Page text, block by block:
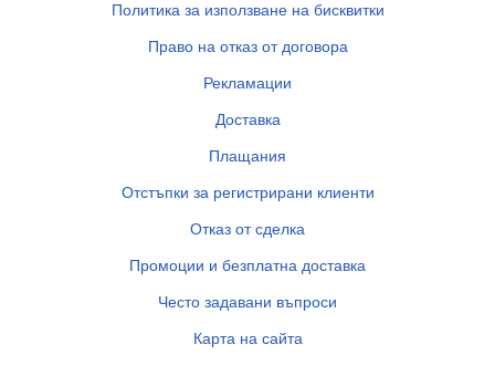
Политика за използване на бисквитки
Право на отказ от договора
Рекламации
Доставка
Плащания
Отстъпки за регистрирани клиенти
Отказ от сделка
Промоции и безплатна доставка
Често задавани въпроси
Карта на сайта